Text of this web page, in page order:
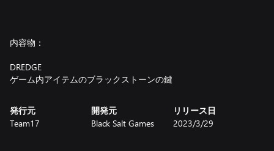
内容物：
DREDGE
ゲーム内アイテムのブラックストーンの鍵
発行元
Team17
開発元
Black Salt Games
リリース日
2023/3/29